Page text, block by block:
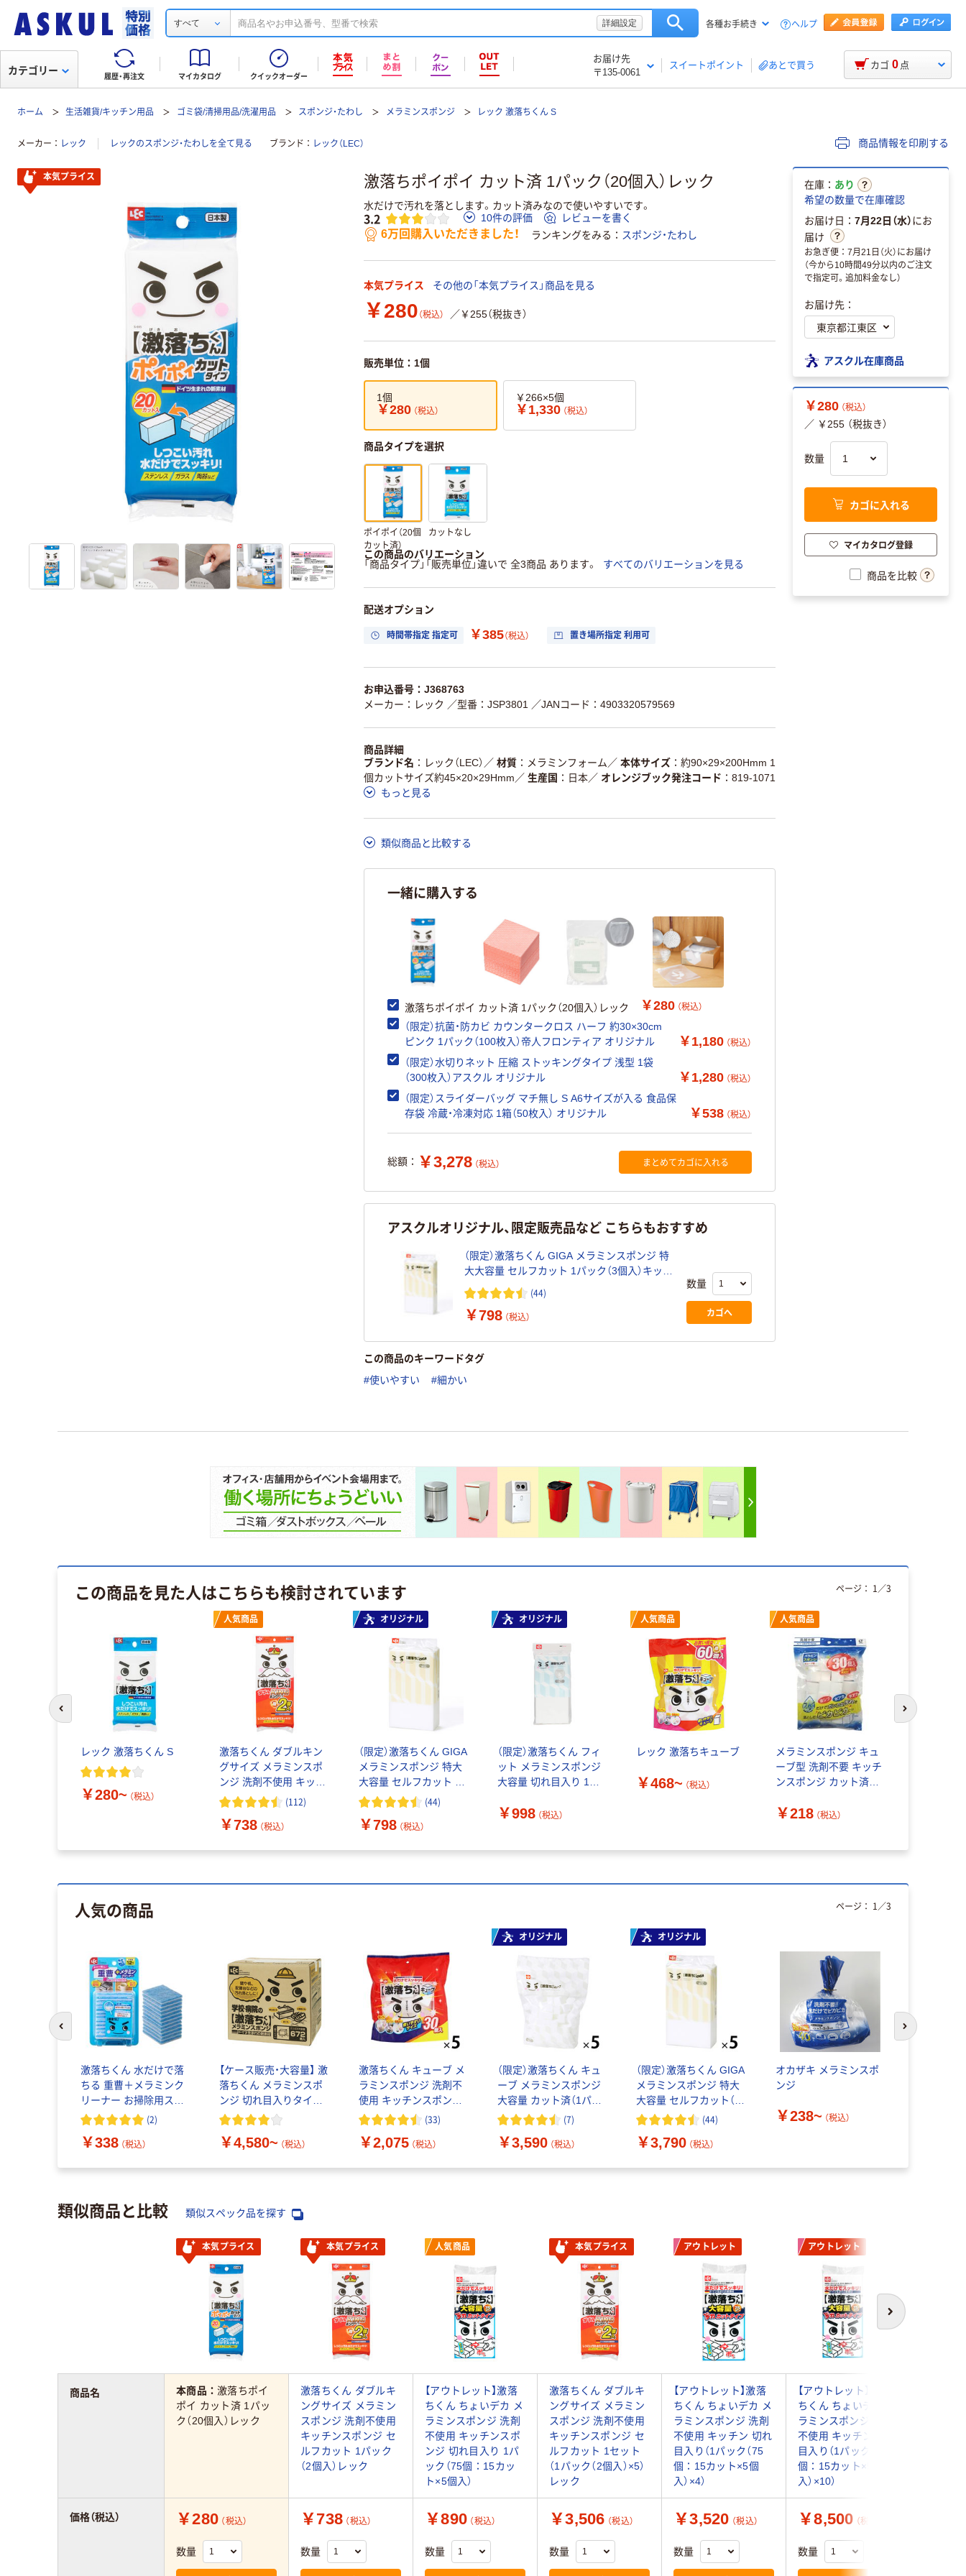
すべて 詳細設定 各種お手続き ヘルプ
履歴・再注文 マイカタログ クイックオーダー
お届け先
〒135-0061
スイートポイント あとで買う
カテゴリー カゴ 0 点
ホーム 生活雑貨/キッチン用品 ゴミ袋/清掃用品/洗濯用品 スポンジ・たわし メラミンスポンジ レック 激落ちくん S
メーカー レック レックのスポンジ・たわしを全て見る ブランド レック（LEC） 商品情報を印刷する
激落ちポイポイ カット済 1パック（20個入）レック
水だけで汚れを落とします。カット済みなので使いやすいです。
3.2 10件の評価 レビューを書く
6万回購入いただきました！ ランキングをみる スポンジ・たわし
本気プライス その他の「本気プライス」商品を見る
￥280 （税込） ／￥255（税抜き）
販売単位：1個
1個
￥280 （税込）
￥266×5個
￥1,330 （税込）
商品タイプを選択
ポイポイ（20個
カット済）
カットなし
この商品のバリエーション
「商品タイプ」「販売単位」違いで 全3商品 あります。
すべてのバリエーションを見る
配送オプション
時間帯指定 指定可 ￥385（税込） 置き場所指定 利用可
お申込番号：J368763
メーカー：レック ／型番：JSP3801 ／JANコード：4903320579569
商品詳細
ブランド名
レック（LEC） ／ 材質 メラミンフォーム ／ 本体サイズ
約90×29×200Hmm 1
個カットサイズ約45×20×29Hmm ／ 生産国 日本／ オレンジブック発注コード
819-1071
もっと見る
類似商品と比較する
一緒に購入する
激落ちポイポイ カット済 1パック（20個入）レック ￥280 （税込）
（限定）抗菌・防カビ カウンタークロス ハーフ 約30×30cm
ピンク 1パック（100枚入）帝人フロンティア オリジナル
￥1,180 （税込）
（限定）水切りネット 圧縮 ストッキングタイプ 浅型 1袋
（300枚入）アスクル オリジナル
￥1,280 （税込）
（限定）スライダーバッグ マチ無し S A6サイズが入る 食品保
存袋 冷蔵・冷凍対応 1箱（50枚入） オリジナル
￥538 （税込）
総額： ￥3,278 （税込） まとめてカゴに入れる
アスクルオリジナル、限定販売品など こちらもおすすめ
（限定）激落ちくん GIGA メラミンスポンジ 特
大大容量 セルフカット 1パック（3個入）キッチ
ン 洗剤不使用 レック オリジナル
(44)
￥798 （税込）
数量
カゴへ
この商品のキーワードタグ
#使いやすい #細かい
本気プライス
在庫： あり
希望の数量で在庫確認
お届け日： 7月22日（水）にお
届け
お急ぎ便：7月21日（火）にお届け
（今から10時間49分以内のご注文
で指定可。追加料金なし）
お届け先：
アスクル在庫商品
￥280 （税込）
／ ￥255 （税抜き）
数量
カゴに入れる
マイカタログ登録
商品を比較
この商品を見た人はこちらも検討されています
レック 激落ちくん S
￥280~ （税込）
人気商品
激落ちくん ダブルキン
グサイズ メラミンスポ
ンジ 洗剤不使用 キッチ
ンスポンジ セルフカッ
ク
(112)
￥738 （税込）
オリジナル
（限定）激落ちくん GIGA
メラミンスポンジ 特大
大容量 セルフカット 1
パック（3個入）キッチン
ジナル
(44)
￥798 （税込）
オリジナル
（限定）激落ちくん フィ
ット メラミンスポンジ
大容量 切れ目入り 1パ
キッチン 洗剤不使用 レ
￥998 （税込）
人気商品
レック 激落ちキューブ
￥468~ （税込）
人気商品
メラミンスポンジ キュ
ーブ型 洗剤不要 キッチ
ンスポンジ カット済み
キ
￥218 （税込）
ページ： 1 ／3
前のスライドへ 次のスライド
人気の商品
激落ちくん 水だけで落
ちる 重曹＋メラミンク
リーナー お掃除用スポ
ンジ 茶シブ・油汚れ用
(2)
￥338 （税込）
【ケース販売・大容量】 激
落ちくん メラミンスポ
ンジ 切れ目入りタイプ
洗剤不使用 キッチンス
￥4,580~ （税込）
激落ちくん キューブ メ
ラミンスポンジ 洗剤不
使用 キッチンスポンジ
カット済み 1セット（1パ
(33)
￥2,075 （税込）
オリジナル
（限定）激落ちくん キュ
ーブ メラミンスポンジ
大容量 カット済（1パッ
ク（120個入）×5）キッチ
リジナル
(7)
￥3,590 （税込）
オリジナル
（限定）激落ちくん GIGA
メラミンスポンジ 特大
大容量 セルフカット（1
パック（3個入）×5）キッ
オリジナル
(44)
￥3,790 （税込）
オカザキ メラミンスポ
ンジ
￥238~ （税込）
ページ： 1 ／3
前のスライドへ 次のスライド
類似商品と比較 類似スペック品を探す
次へ
本気プライス 本気プライス 人気商品 本気プライス アウトレット アウトレット
本商品： 激落ちポイ
ポイ カット済 1パッ
ク（20個入）レック
激落ちくん ダブルキ
ングサイズ メラミン
スポンジ 洗剤不使用
キッチンスポンジ セ
ルフカット 1パック
（2個入）レック
【アウトレット】激落
ちくん ちょいデカ メ
ラミンスポンジ 洗剤
不使用 キッチンスポ
ンジ 切れ目入り 1パ
ック（75個：15カッ
ト×5個入）
激落ちくん ダブルキ
ングサイズ メラミン
スポンジ 洗剤不使用
キッチンスポンジ セ
ルフカット 1セット
（1パック（2個入）×5）
レック
【アウトレット】激落
ちくん ちょいデカ メ
ラミンスポンジ 洗剤
不使用 キッチン 切れ
目入り（1パック（75
個：15カット×5個
入）×4）
【アウトレット】激落
ちくん ちょいデカ メ
ラミンスポンジ 洗剤
不使用 キッチン 切れ
目入り（1パック（75
個：15カット×5個
入）×10）
￥280 （税込）
数量
￥738 （税込）
数量
￥890 （税込）
数量
￥3,506 （税込）
数量
￥3,520 （税込）
数量
￥8,500 （税込）
数量
商品名
価格（税込）